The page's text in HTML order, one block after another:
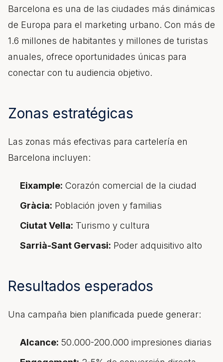
Barcelona es una de las ciudades más dinámicas
de Europa para el marketing urbano. Con más de
1.6 millones de habitantes y millones de turistas
anuales, ofrece oportunidades únicas para
conectar con tu audiencia objetivo.
Zonas estratégicas
Las zonas más efectivas para cartelería en
Barcelona incluyen:
Eixample: Corazón comercial de la ciudad
Gràcia: Población joven y familias
Ciutat Vella: Turismo y cultura
Sarrià-Sant Gervasi: Poder adquisitivo alto
Resultados esperados
Una campaña bien planificada puede generar:
Alcance: 50.000-200.000 impresiones diarias